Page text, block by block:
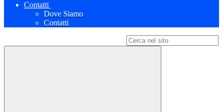
Contatti
Dove Siamo
Contatti